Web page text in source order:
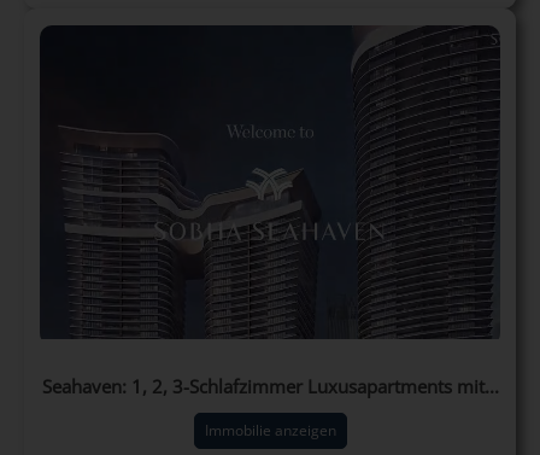
Seahaven: 1, 2, 3-Schlafzimmer Luxusapartments mit...
Immobilie anzeigen